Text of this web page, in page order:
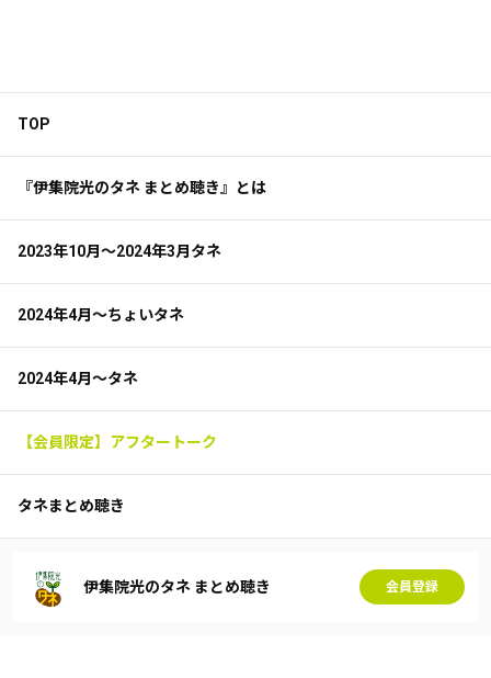
TOP
『伊集院光のタネ まとめ聴き』とは
2023年10月～2024年3月タネ
2024年4月～ちょいタネ
2024年4月～タネ
【会員限定】アフタートーク
タネまとめ聴き
伊集院光のタネ まとめ聴き 会員登録